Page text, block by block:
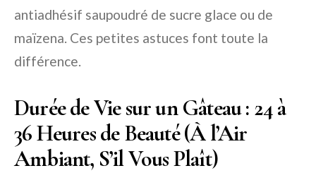
antiadhésif saupoudré de sucre glace ou de
maïzena. Ces petites astuces font toute la
différence.
Durée de Vie sur un Gâteau : 24 à
36 Heures de Beauté (À l’Air
Ambiant, S’il Vous Plaît)